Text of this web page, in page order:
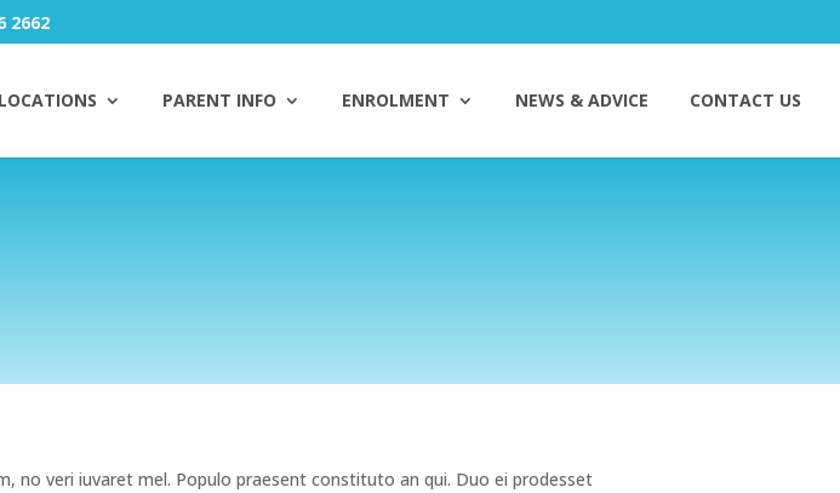
2662
LOCATIONS PARENT INFO ENROLMENT NEWS & ADVICE CONTACT US
no veri iuvaret mel. Populo praesent constituto an qui. Duo ei prodesset